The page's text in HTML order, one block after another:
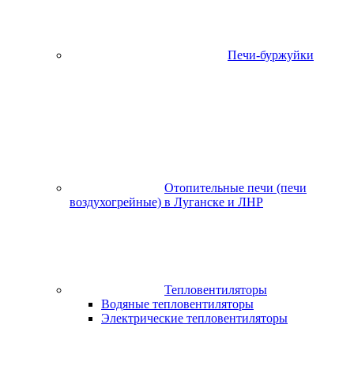
Печи-буржуйки
Отопительные печи (печи
воздухогрейные) в Луганске и ЛНР
Тепловентиляторы
Водяные тепловентиляторы
Электрические тепловентиляторы